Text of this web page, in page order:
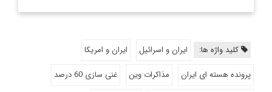
کلید واژه ها: ایران و اسرائیل
ایران و امریکا
پرونده هسته ای ایران
مذاکرات وین
غنی سازی 60 درصد